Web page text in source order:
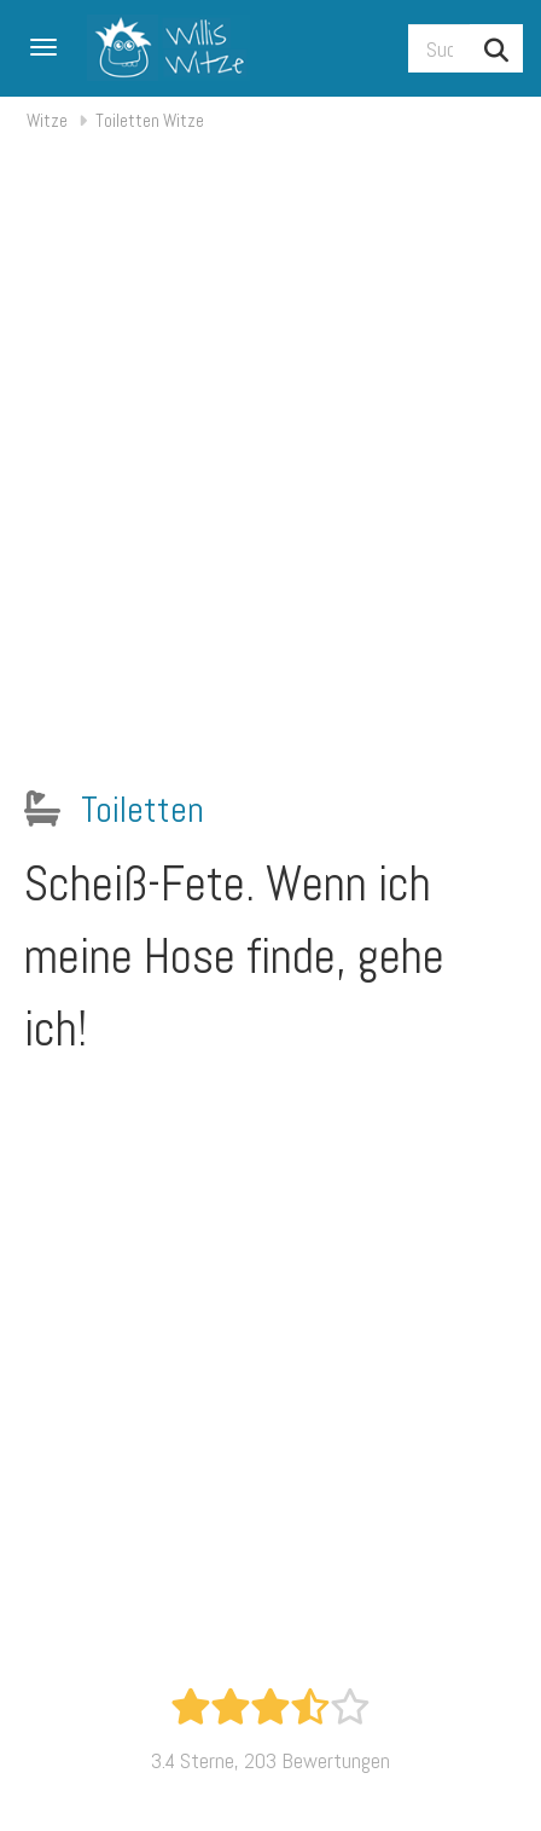
Toggle navigation
Witze Toiletten Witze
Toiletten
Scheiß-Fete. Wenn ich
meine Hose finde, gehe
ich!
3.4 Sterne, 203 Bewertungen